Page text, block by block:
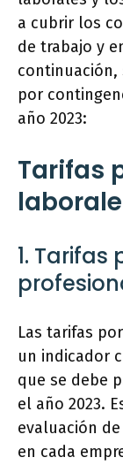
a cubrir los
de trabajo y
por
año 2023:
Tarifas
1.
Las tarifas
un indicador
que se debe
el año 2023.
evaluación
en cada